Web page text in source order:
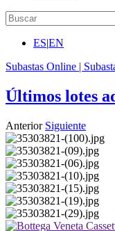
ES|EN
Subastas Online |
Últimos lotes
Anterior Siguiente